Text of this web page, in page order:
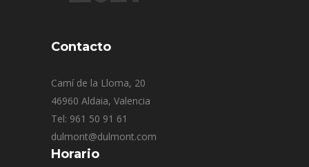
Contacto
Camí de la Lloma, 20
46960 Aldaia, Valencia
Tel: 961 50 91 61
dulmont@dulmont.com
Horario